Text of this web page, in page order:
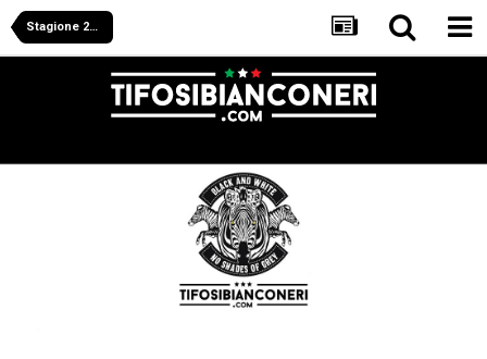
Stagione 2024/2025